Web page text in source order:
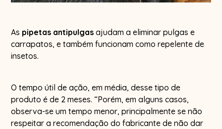
As pipetas antipulgas ajudam a eliminar pulgas e
carrapatos, e também funcionam como repelente de
insetos.
O tempo útil de ação, em média, desse tipo de
produto é de 2 meses. “Porém, em alguns casos,
observa-se um tempo menor, principalmente se não
respeitar a recomendação do fabricante de não dar